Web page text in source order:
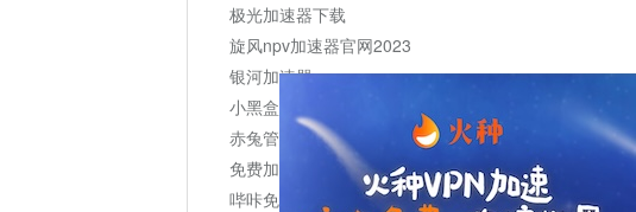
极光加速器下载
旋风npv加速器官网2023
银河加速器
小黑盒加速器加速
赤兔管理平台
免费加速器
哔咔免费加速服务器